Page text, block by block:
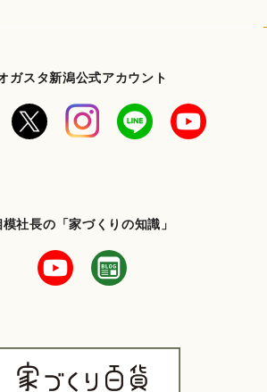
ガスタ新潟公式アカウント
模社長の「家づくりの知識」